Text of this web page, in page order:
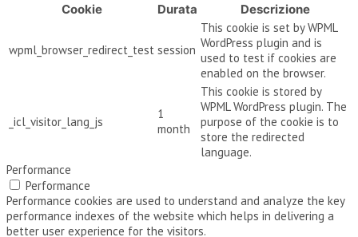
Cookie
Durata Descrizione
wpml_browser_redirect_test session
This cookie is set by WPML
WordPress plugin and is
used to test if cookies are
enabled on the browser.
_icl_visitor_lang_js
1
month
This cookie is stored by
WPML WordPress plugin. The
purpose of the cookie is to
store the redirected
language.
Performance
Performance
Performance cookies are used to understand and analyze the key
performance indexes of the website which helps in delivering a
better user experience for the visitors.